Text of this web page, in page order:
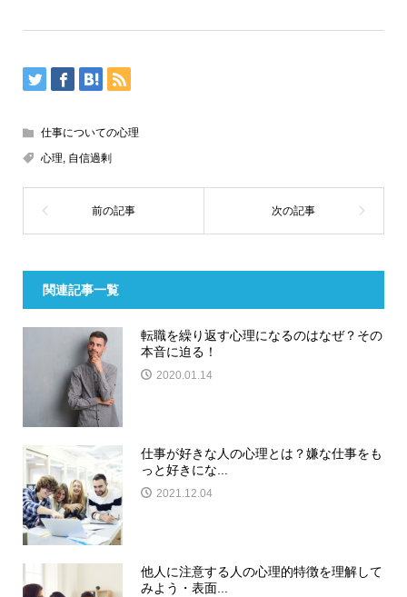
仕事についての心理
心理, 自信過剰
関連記事一覧
転職を繰り返す心理になるのはなぜ？その
本音に迫る！
2020.01.14
仕事が好きな人の心理とは？嫌な仕事をも
っと好きにな...
2021.12.04
他人に注意する人の心理的特徴を理解して
みよう・表面...